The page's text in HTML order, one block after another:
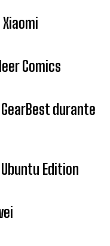
Comics
durante
Edition